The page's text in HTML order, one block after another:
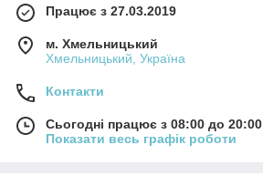
Працює з 27.03.2019
м. Хмельницький
Хмельницький, Україна
Контакти
Сьогодні працює з 08:00 до 20:00
Показати весь графік роботи